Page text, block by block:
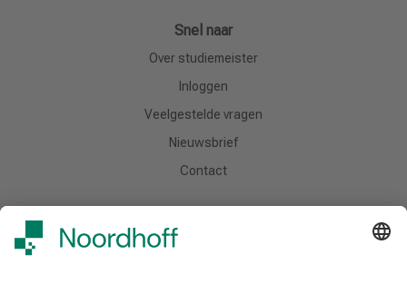
Snel naar
Over studiemeister
Inloggen
Veelgestelde vragen
Nieuwsbrief
Contact
Meer van Noordhoff